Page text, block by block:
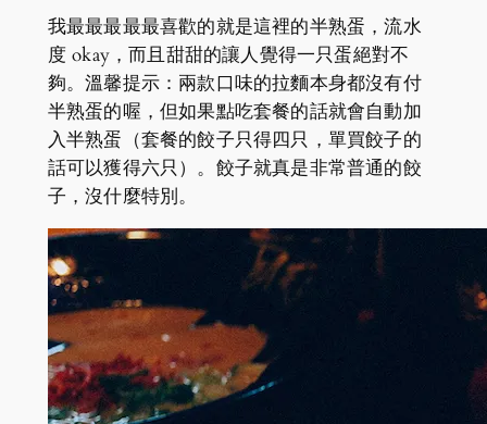
我最最最最最喜歡的就是這裡的半熟蛋，流水
度 okay，而且甜甜的讓人覺得一只蛋絕對不
夠。溫馨提示：兩款口味的拉麵本身都沒有付
半熟蛋的喔，但如果點吃套餐的話就會自動加
入半熟蛋（套餐的餃子只得四只，單買餃子的
話可以獲得六只）。餃子就真是非常普通的餃
子，沒什麼特別。